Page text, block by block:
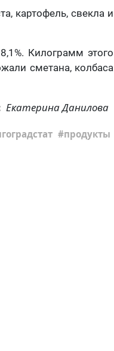
картофель, свекла и
Килограмм этого
сметана, колбаса
Екатерина Данилова
продукты